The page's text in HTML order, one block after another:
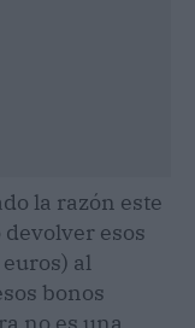
la razón este
esos
al
bonos
no es una